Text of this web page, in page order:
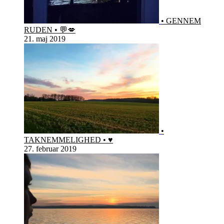
• GENNEM
RUDEN • 💬💋
21. maj 2019
•
TAKNEMMELIGHED • ♥️
27. februar 2019